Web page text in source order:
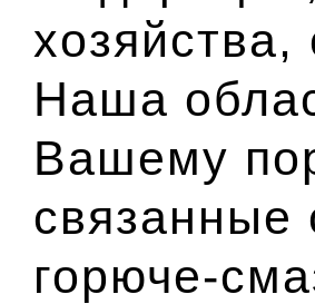
Наша
Вашему
связанные
горюче-